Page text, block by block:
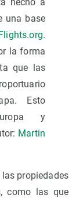
una base
.
la forma
que las
Esto
y
Martin
propiedades
como las que